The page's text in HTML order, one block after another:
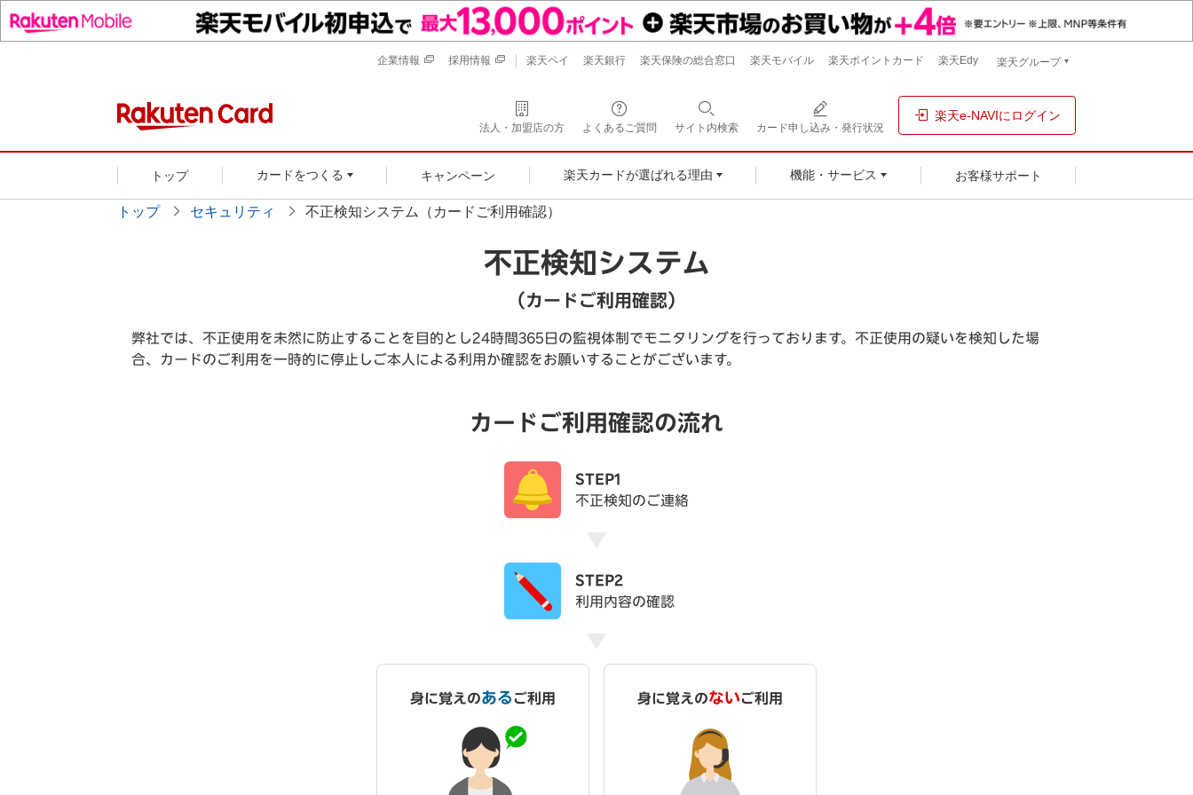
企業情報 採用情報 楽天ペイ 楽天銀行 楽天保険の総合窓口 楽天モバイル 楽天ポイントカード 楽天Edy 楽天グループ
法人・加盟店の方 よくあるご質問 サイト内検索 カード申し込み・発行状況
楽天e-NAVIにログイン
トップ カードをつくる キャンペーン 楽天カードが選ばれる理由 機能・サービス お客様サポート
トップ セキュリティ 不正検知システム（カードご利用確認）
不正検知システム
（カードご利用確認）
弊社では、不正使用を未然に防止することを目的とし24時間365日の監視体制でモニタリングを行っております。不正使用の疑いを検知した場
合、カードのご利用を一時的に停止しご本人による利用か確認をお願いすることがございます。
カードご利用確認の流れ
STEP1
不正検知のご連絡
STEP2
利用内容の確認
身に覚えのあるご利用 身に覚えのないご利用